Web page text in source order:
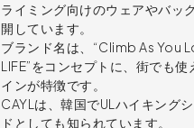
ライミング向けのウェアやバッ
開しています。
ブランド名は、“Climb As You
LIFE”をコンセプトに、街でも
インが特徴です。
CAYLは、韓国でULハイキング
ドとしても知られています。